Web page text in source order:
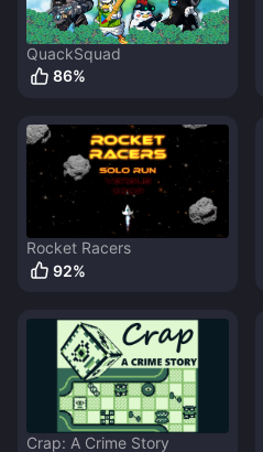
QuackSquad
86%
Rocket Racers
92%
Crap: A Crime Story